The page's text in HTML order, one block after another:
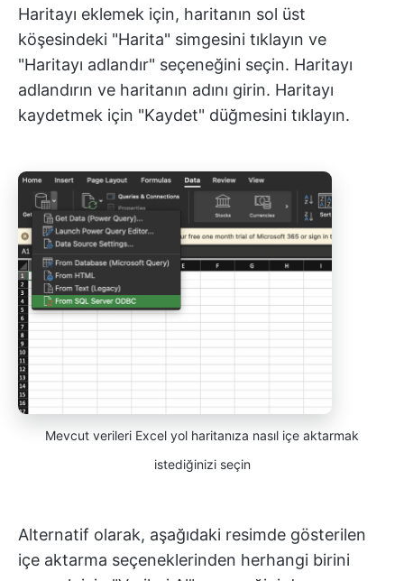
Haritayı eklemek için, haritanın sol üst
köşesindeki "Harita" simgesini tıklayın ve
"Haritayı adlandır" seçeneğini seçin. Haritayı
adlandırın ve haritanın adını girin. Haritayı
kaydetmek için "Kaydet" düğmesini tıklayın.
Mevcut verileri Excel yol haritanıza nasıl içe aktarmak
istediğinizi seçin
Alternatif olarak, aşağıdaki resimde gösterilen
içe aktarma seçeneklerinden herhangi birini